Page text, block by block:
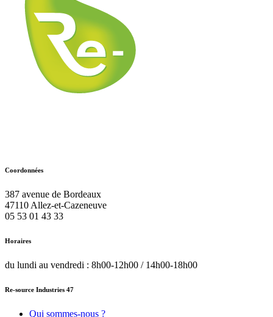
Coordonnées
387 avenue de Bordeaux
47110Allez-et-Cazeneuve
05 53 01 43 33
Horaires
du lundi au vendredi : 8h00-12h00 / 14h00-18h00
Re-source Industries 47
Qui sommes-nous ?